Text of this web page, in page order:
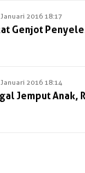
Januari 2016 18:17
Genjot
Januari 2016 18:14
Jemput Anak,